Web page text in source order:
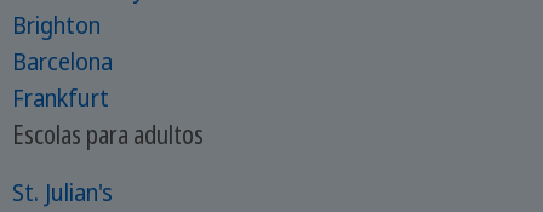
Brighton
Barcelona
Frankfurt
Escolas para adultos
St. Julian's